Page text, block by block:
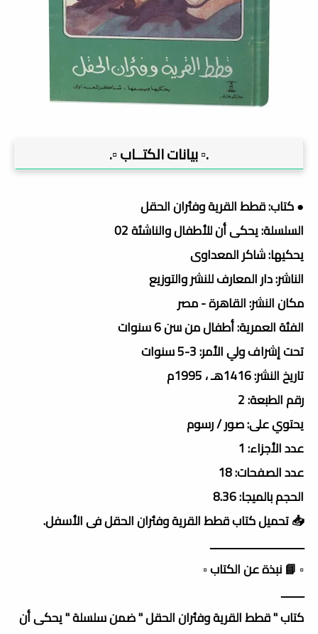
.▫️ بيانات الكتــاب ▫️.
● كتاب: قطط القرية وفئران الحقل
السلسلة: يحكى أن للأطفال والناشئة 02
يحكيها: شاكر المعداوى
الناشر: دار المعارف للنشر والتوزيع
مكان النشر: القاهرة - مصر
الفئة العمرية: أطفال من سن 6 سنوات
تحت إشراف ولي الأمر: 3-5 سنوات
تاريخ النشر: 1416هـ ، 1995م
رقم الطبعة: 2
يحتوي على: صور / رسوم
عدد الأجزاء: 1
عدد الصفحات: 18
الحجم بالميجا: 8.36
📥 تحميل كتاب قطط القرية وفئران الحقل فى الأسفل.
ـــــــــــــــــــــــــــــــــ
▫️ 📘 نبذة عن الكتاب ▫️
ــــــــ
كتاب " قطط القرية وفئران الحقل " ضمن سلسلة " يحكى أن